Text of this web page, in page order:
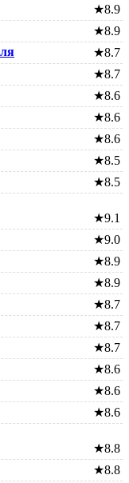
★8.9
★8.9
★8.7
★8.7
★8.6
★8.6
★8.6
★8.5
★8.5
★9.1
★9.0
★8.9
★8.9
★8.7
★8.7
★8.7
★8.6
★8.6
★8.6
★8.8
★8.8